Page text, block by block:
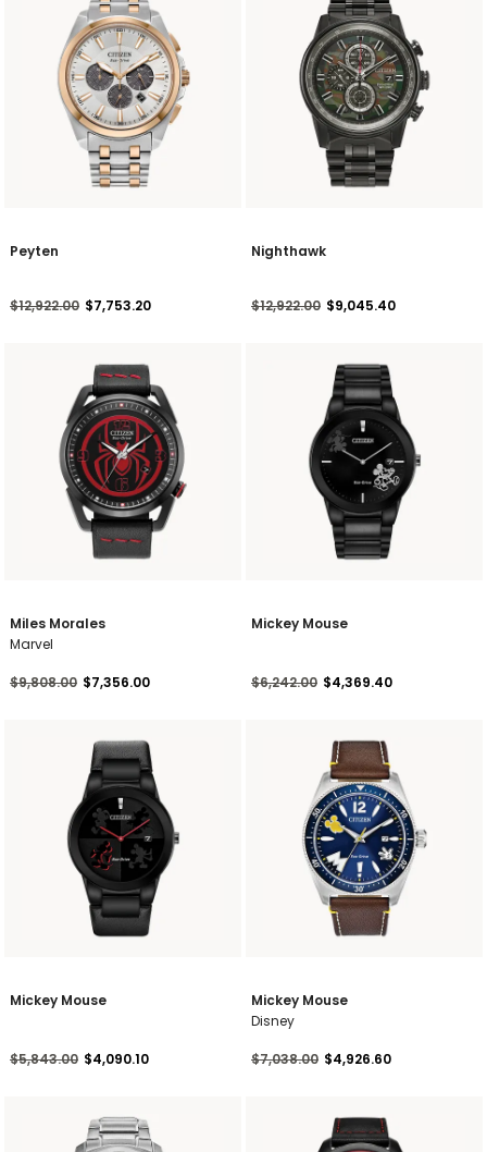
Peyten
Precio reducido de
$12,922.00a$7,753.20
Nighthawk
Precio reducido de
$12,922.00a$9,045.40
Miles Morales
Marvel
Precio reducido de
$9,808.00a$7,356.00
Mickey Mouse
Precio reducido de
$6,242.00a$4,369.40
Mickey Mouse
Precio reducido de
$5,843.00a$4,090.10
Mickey Mouse
Disney
Precio reducido de
$7,038.00a$4,926.60